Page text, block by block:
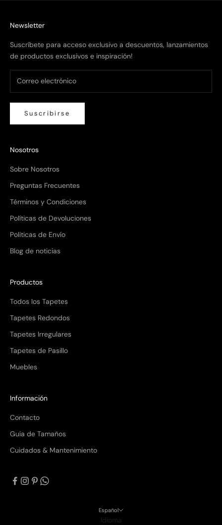
Newsletter
Suscríbete para acceso exclusivo a descuentos, lanzamientos
de productos exclusivos e inspiración!
Suscribirse
Nosotros
Sobre Nosotros
Preguntas Frecuentes
Términos y Condiciones
Políticas de Devoluciones
Politicas de Envío
Blog de noticias
Productos
Todos los Tapetes
Tapetes Redondos
Tapetes Irregulares
Tapetes de Pasillo
Muebles
Información
Contacto
Guía de Tamaños
Cuidados & Mantenimiento
Español
Idioma